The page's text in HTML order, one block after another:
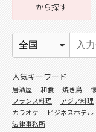
から探す
人気キーワード
居酒屋 和食 焼き鳥
フランス料理
アジア料理
カラオケ
ビジネスホテル
法律事務所